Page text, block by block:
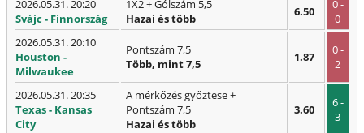
2026.05.31. 20:20
Svájc - Finnország
1X2 + Gólszám 5,5
Hazai és több
6.50
0 -
0
2026.05.31. 20:10
Houston -
Milwaukee
Pontszám 7,5
Több, mint 7,5
1.87
0 -
2
2026.05.31. 20:35
Texas - Kansas
City
A mérkőzés győztese +
Pontszám 7,5
Hazai és több
3.60
6 -
3